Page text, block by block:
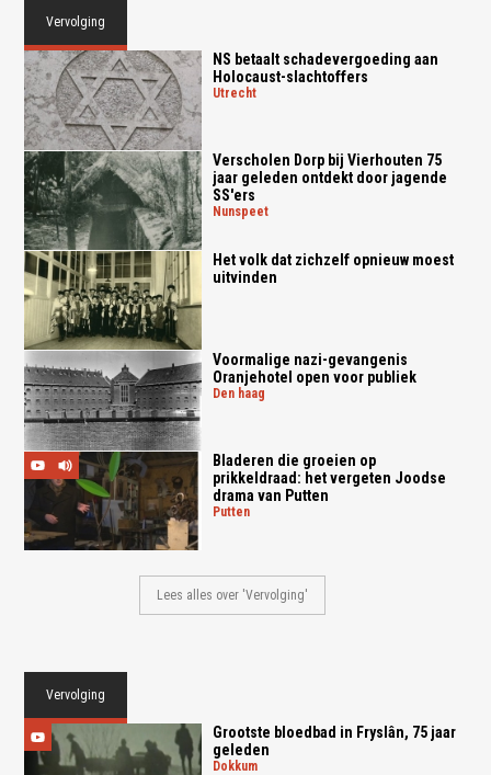
Vervolging
NS betaalt schadevergoeding aan
Holocaust-slachtoffers
utrecht
Verscholen Dorp bij Vierhouten 75
jaar geleden ontdekt door jagende
SS'ers
nunspeet
Het volk dat zichzelf opnieuw moest
uitvinden
Voormalige nazi-gevangenis
Oranjehotel open voor publiek
den haag
Bladeren die groeien op
prikkeldraad: het vergeten Joodse
drama van Putten
putten
Lees alles over 'Vervolging'
Vervolging
Grootste bloedbad in Fryslân, 75 jaar
geleden
dokkum